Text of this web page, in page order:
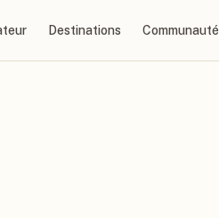
Destinations Communauté